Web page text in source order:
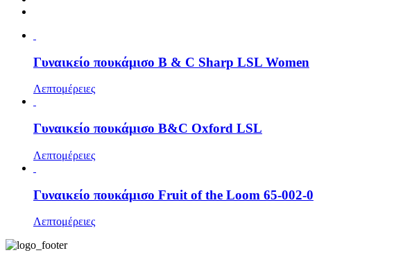
Γυναικείο πουκάμισο B & C Sharp LSL Women
Λεπτομέρειες
Γυναικείο πουκάμισο B&C Oxford LSL
Λεπτομέρειες
Γυναικείο πουκάμισο Fruit of the Loom 65-002-0
Λεπτομέρειες